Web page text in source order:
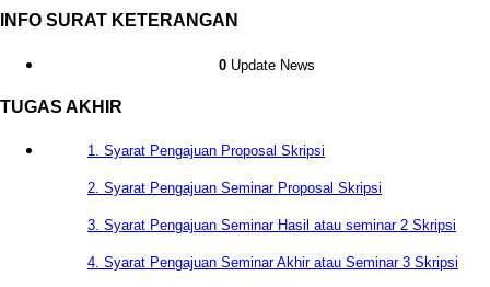
INFO SURAT KETERANGAN
0 Update News
TUGAS AKHIR
1. Syarat Pengajuan Proposal Skripsi
2. Syarat Pengajuan Seminar Proposal Skripsi
3. Syarat Pengajuan Seminar Hasil atau seminar 2 Skripsi
4. Syarat Pengajuan Seminar Akhir atau Seminar 3 Skripsi